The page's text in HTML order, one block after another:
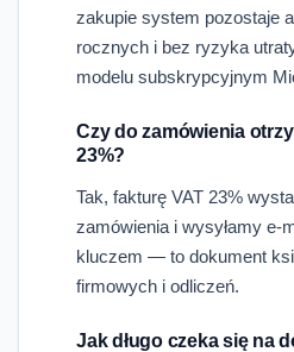
zakupie system pozostaje
rocznych i bez ryzyka
modelu subskrypcyjnym
Czy do zamówienia
23%?
Tak, fakturę VAT 23%
zamówienia i wysyłamy e-
kluczem — to dokument
firmowych i odliczeń.
Jak długo czeka się na